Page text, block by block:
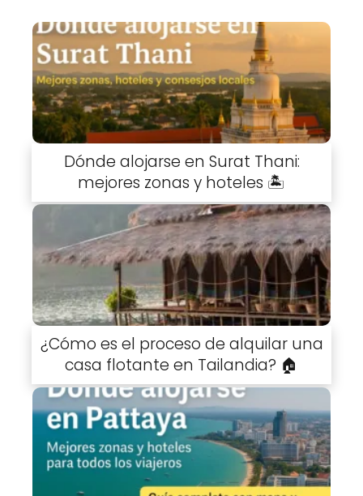
Dónde alojarse en Surat Thani:
mejores zonas y hoteles 🏝️
¿Cómo es el proceso de alquilar una
casa flotante en Tailandia? 🏠